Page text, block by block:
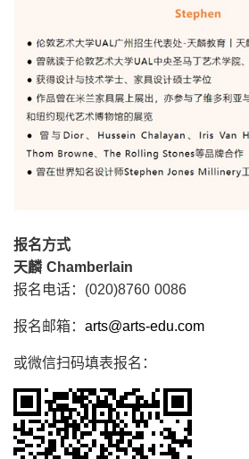
报名方式
天麟 Chamberlain
报名电话：(020)8760 0086
报名邮箱： arts@arts-edu.com
或微信扫码填表报名：